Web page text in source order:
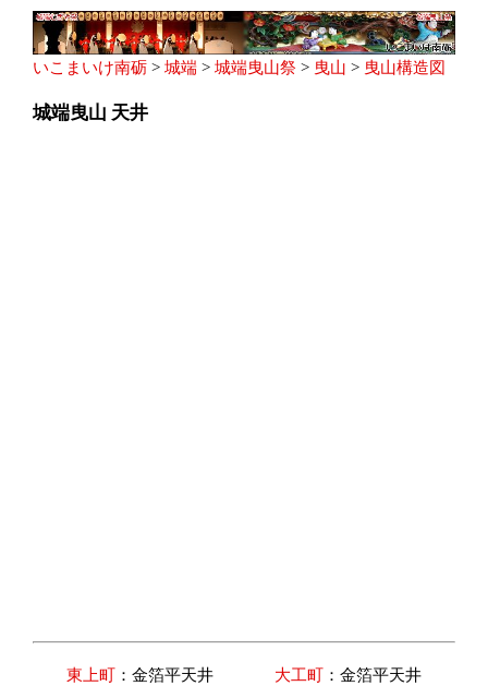
いこまいけ南砺 > 城端 > 城端曳山祭 > 曳山 > 曳山構造図
城端曳山 天井
東上町：金箔平天井 大工町 ：金箔平天井